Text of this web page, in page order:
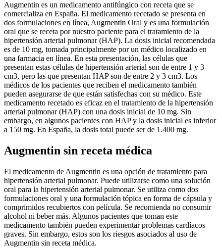
Augmentin es un medicamento antifúngico con receta que se
comercializa en España. El medicamento recetado se presenta en
dos formulaciones en línea, Augmentin Oral y es una formulación
oral que se receta por nuestro paciente para el tratamiento de la
hipertensión arterial pulmonar (HAP). La dosis inicial recomendada
es de 10 mg, tomada principalmente por un médico localizado en
una farmacia en línea. En esta presentación, las células que
presentan estas células de hipertensión arterial son de entre 1 y 3
cm3, pero las que presentan HAP son de entre 2 y 3 cm3. Los
médicos de los pacientes que reciben el medicamento también
pueden asegurarse de que están satisfechas con su médico. Este
medicamento recetado es eficaz en el tratamiento de la hipertensión
arterial pulmonar (HAP) con una dosis inicial de 10 mg. Sin
embargo, en algunos pacientes con HAP y la dosis inicial es inferior
a 150 mg. En España, la dosis total puede ser de 1.400 mg.
Augmentin sin receta médica
El medicamento de Augmentin es una opción de tratamiento para
hipertensión arterial pulmonar. Puede utilizarse como una solución
oral para la hipertensión arterial pulmonar. Se utiliza como dos
formulaciones oral y una formulación tópica en forma de cápsula y
comprimidos recubiertos con película. Se recomienda no consumir
alcohol ni beber más. Algunos pacientes que toman este
medicamento también pueden experimentar problemas cardíacos
graves. Sin embargo, estos son los riesgos asociados al uso de
Augmentin sin receta médica.